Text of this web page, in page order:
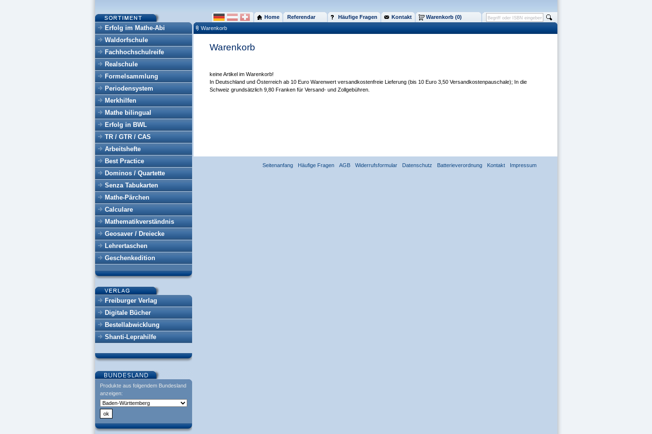
Erfolg im Mathe-Abi
Waldorfschule
Fachhochschulreife
Realschule
Formelsammlung
Periodensystem
Merkhilfen
Mathe bilingual
Erfolg in BWL
TR / GTR / CAS
Arbeitshefte
Best Practice
Dominos / Quartette
Senza Tabukarten
Mathe-Pärchen
Calculare
Mathematikverständnis
Geosaver / Dreiecke
Lehrertaschen
Geschenkedition
Freiburger Verlag
Digitale Bücher
Bestellabwicklung
Shanti-Leprahilfe
Produkte aus folgendem Bundesland
anzeigen:
Home Referendar Häufige Fragen Kontakt
Warenkorb (0)
Warenkorb
Warenkorb
keine Artikel im Warenkorb!
In Deutschland und Österreich ab 10 Euro Warenwert versandkostenfreie Lieferung (bis 10 Euro 3,50 Versandkostenpauschale); In die
Schweiz grundsätzlich 9,80 Franken für Versand- und Zollgebühren.
Seitenanfang Häufige Fragen AGB Widerrufsformular Datenschutz Batterieverordnung Kontakt Impressum